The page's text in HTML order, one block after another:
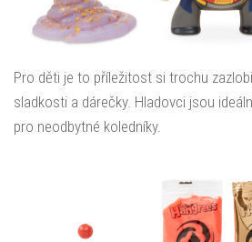
Pro děti je to příležitost si trochu
sladkosti a dárečky. Hladovci jsou
pro neodbytné koledníky.